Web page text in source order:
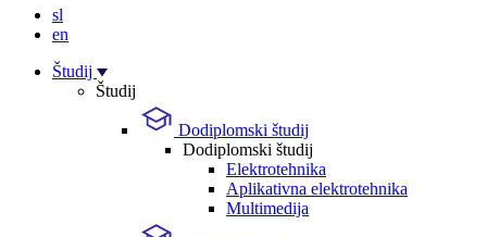
sl
en
Študij
Študij
Dodiplomski študij
Dodiplomski študij
Elektrotehnika
Aplikativna elektrotehnika
Multimedija